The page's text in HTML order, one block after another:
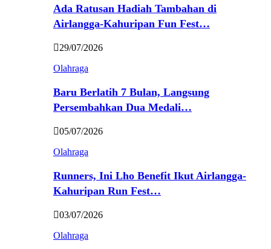
Ada Ratusan Hadiah Tambahan di
Airlangga-Kahuripan Fun Fest…
29/07/2026
Olahraga
Baru Berlatih 7 Bulan, Langsung
Persembahkan Dua Medali…
05/07/2026
Olahraga
Runners, Ini Lho Benefit Ikut Airlangga-
Kahuripan Run Fest…
03/07/2026
Olahraga